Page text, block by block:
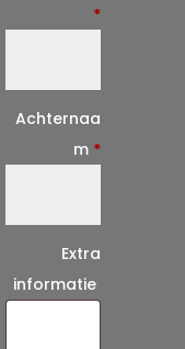
*
Achternaa
m *
Extra
informatie